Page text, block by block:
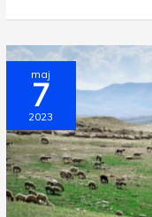
Vi
er
i
samme
båd
maj
7
2023